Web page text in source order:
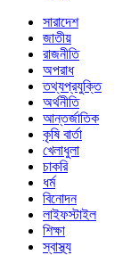
সারাদেশ
জাতীয়
রাজনীতি
অপরাধ
তথ্যপ্রযুক্তি
অর্থনীতি
আন্তর্জাতিক
কৃষি বার্তা
খেলাধুলা
চাকরি
ধর্ম
বিনোদন
লাইফস্টাইল
শিক্ষা
স্বাস্থ্য